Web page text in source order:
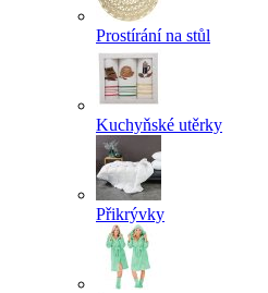
Prostírání na stůl
Kuchyňské utěrky
Přikrývky